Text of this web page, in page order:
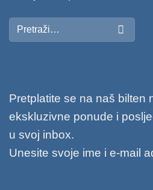
Pretraži:
Pretplatite se na naš bilten
ekskluzivne ponude i
u svoj inbox.
Unesite svoje ime i e-mail